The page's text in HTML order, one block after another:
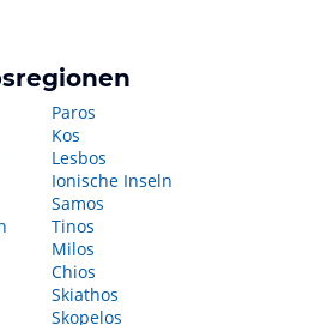
Paros
Kos
Lesbos
Ionische Inseln
Samos
Tinos
Milos
Chios
Skiathos
Skopelos